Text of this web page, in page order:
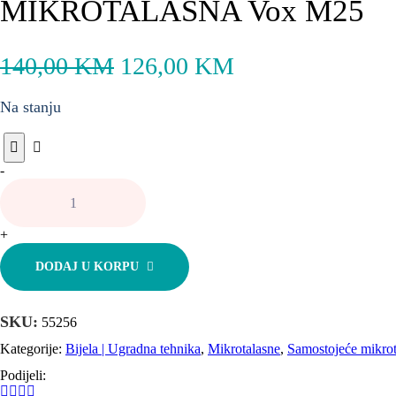
MIKROTALASNA Vox M25
140,00KM 126,00 KM
Na stanju
MIKROTALASNA
-
+
DODAJ U KORPU
SKU: 55256
Kategorije: Bijela | Ugradna tehnika, Mikrotalasne, Samostojeće
Podijeli: